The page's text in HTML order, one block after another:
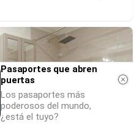
Pasaportes que abren
puertas
Los pasaportes más
poderosos del mundo,
¿está el tuyo?